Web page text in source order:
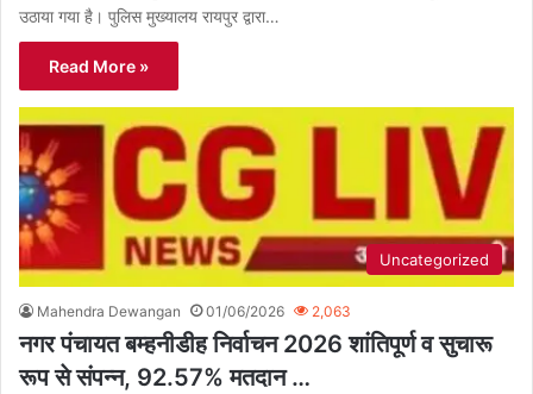
उठाया गया है। पुलिस मुख्यालय रायपुर द्वारा…
Read More »
Uncategorized
Mahendra Dewangan 01/06/2026 2,063
नगर पंचायत बम्हनीडीह निर्वाचन 2026 शांतिपूर्ण व सुचारू
रूप से संपन्न, 92.57% मतदान …